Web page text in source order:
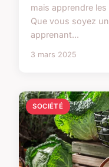
mais apprendre
Que vous soyez
apprenant...
3 mars 2025
SOCIÉTÉ